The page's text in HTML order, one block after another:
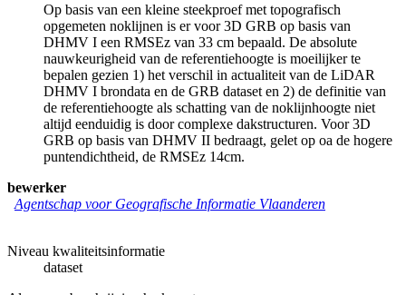
Op basis van een kleine steekproef met topografisch
opgemeten noklijnen is er voor 3D GRB op basis van
DHMV I een RMSEz van 33 cm bepaald. De absolute
nauwkeurigheid van de referentiehoogte is moeilijker te
bepalen gezien 1) het verschil in actualiteit van de LiDAR
DHMV I brondata en de GRB dataset en 2) de definitie van
de referentiehoogte als schatting van de noklijnhoogte niet
altijd eenduidig is door complexe dakstructuren. Voor 3D
GRB op basis van DHMV II bedraagt, gelet op oa de hogere
puntendichtheid, de RMSEz 14cm.
bewerker
Agentschap voor Geografische Informatie Vlaanderen
Niveau kwaliteitsinformatie
dataset